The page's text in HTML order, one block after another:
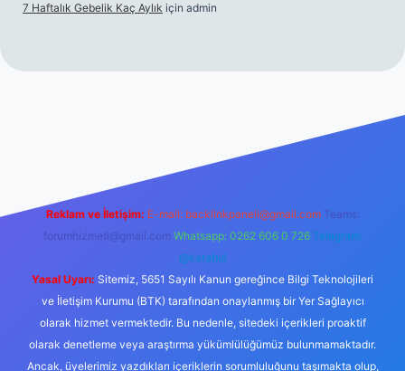
7 Haftalık Gebelik Kaç Aylık için admin
Reklam ve İletişim: E-mail: backlinkpaneli@gmail.com Teams:
forumhizmeti@gmail.com Whatsapp: 0262 606 0 726 Telegram:
@karabul
Yasal Uyarı: Sitemiz, 5651 Sayılı Kanun gereğince Bilgi Teknolojileri
ve İletişim Kurumu (BTK) tarafından onaylanmış bir Yer Sağlayıcı
olarak hizmet vermektedir. Bu nedenle, sitedeki içerikleri proaktif
olarak denetleme veya araştırma yükümlülüğümüz bulunmamaktadır.
Ancak, üyelerimiz yazdıkları içeriklerin sorumluluğunu taşımakta olup,